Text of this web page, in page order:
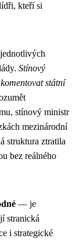
kteří si
Stínový
státní
stínový ministr
mezinárodní
struktura ztratila
bez reálného
— je
stranická
i strategické